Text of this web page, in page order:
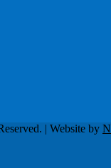
| Website by